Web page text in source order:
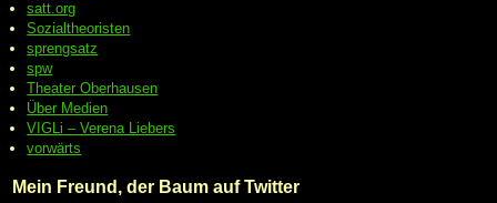
satt.org
Sozialtheoristen
sprengsatz
spw
Theater Oberhausen
Über Medien
VIGLi – Verena Liebers
vorwärts
Mein Freund, der Baum auf Twitter